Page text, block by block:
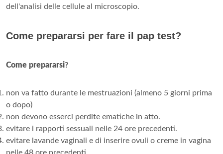
dell'analisi delle cellule al microscopio.
Come prepararsi per fare il pap test?
Come prepararsi?
non va fatto durante le mestruazioni (almeno 5 giorni prima
o dopo)
non devono esserci perdite ematiche in atto.
evitare i rapporti sessuali nelle 24 ore precedenti.
evitare lavande vaginali e di inserire ovuli o creme in vagina